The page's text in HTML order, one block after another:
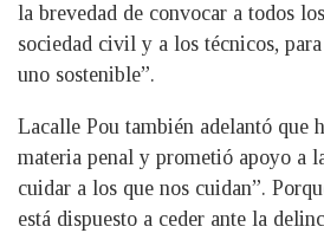
la brevedad de convocar a todos
sociedad civil y a los técnicos,
uno sostenible”.
Lacalle Pou también adelantó que
materia penal y prometió apoyo a
cuidar a los que nos cuidan”.
está dispuesto a ceder ante la